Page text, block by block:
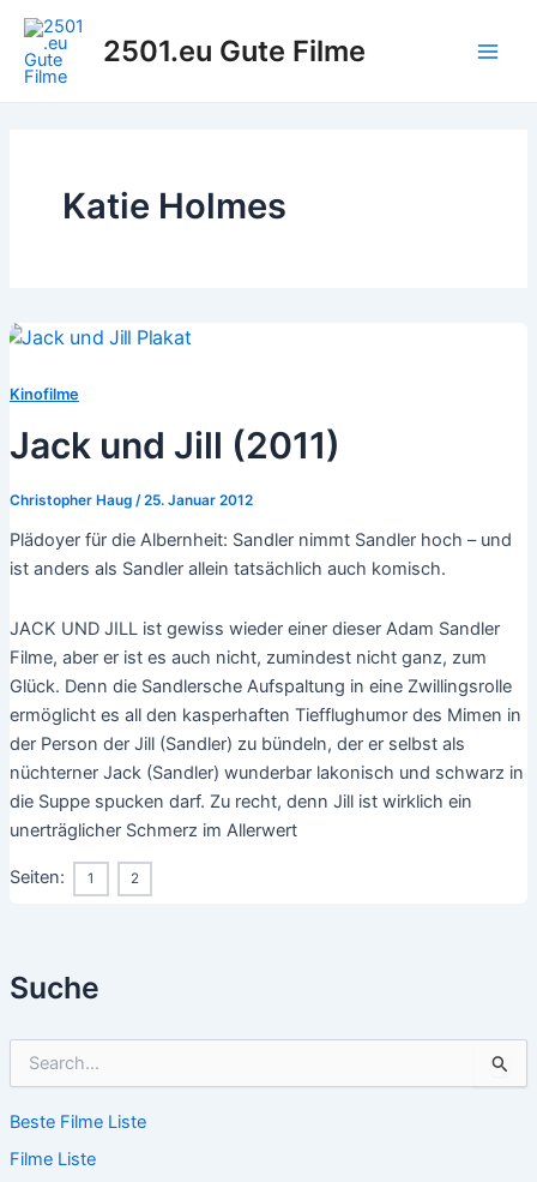
Zum
Inhalt
springen
2501.eu Gute Filme
Suche
h
n
Beste Filme Liste
Filme Liste
Katie Holmes
Kinofilme
Jack und Jill (2011)
Christopher Haug /25. Januar 2012
Plädoyer für die Albernheit: Sandler nimmt Sandler hoch – und
ist anders als Sandler allein tatsächlich auch komisch.
JACK UND JILL ist gewiss wieder einer dieser Adam Sandler
Filme, aber er ist es auch nicht, zumindest nicht ganz, zum
Glück. Denn die Sandlersche Aufspaltung in eine Zwillingsrolle
ermöglicht es all den kasperhaften Tiefflughumor des Mimen in
der Person der Jill (Sandler) zu bündeln, der er selbst als
nüchterner Jack (Sandler) wunderbar lakonisch und schwarz in
die Suppe spucken darf. Zu recht, denn Jill ist wirklich ein
unerträglicher Schmerz im Allerwert
Seiten: 1 2